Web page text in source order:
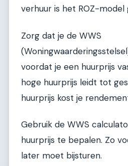
verhuur is het ROZ-model
Zorg dat je de WWS
voordat je een huurprijs
hoge huurprijs leidt tot
huurprijs kost je
Gebruik de WWS
huurprijs te bepalen. Zo
later moet bijsturen.